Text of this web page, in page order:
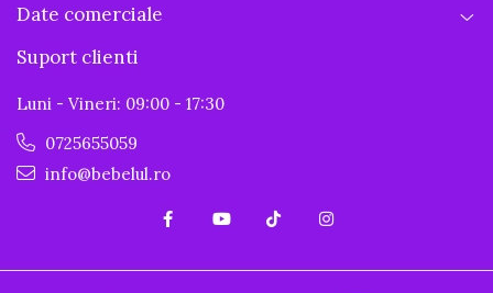
Date comerciale
Suport clienti
Luni - Vineri: 09:00 - 17:30
0725655059
info@bebelul.ro